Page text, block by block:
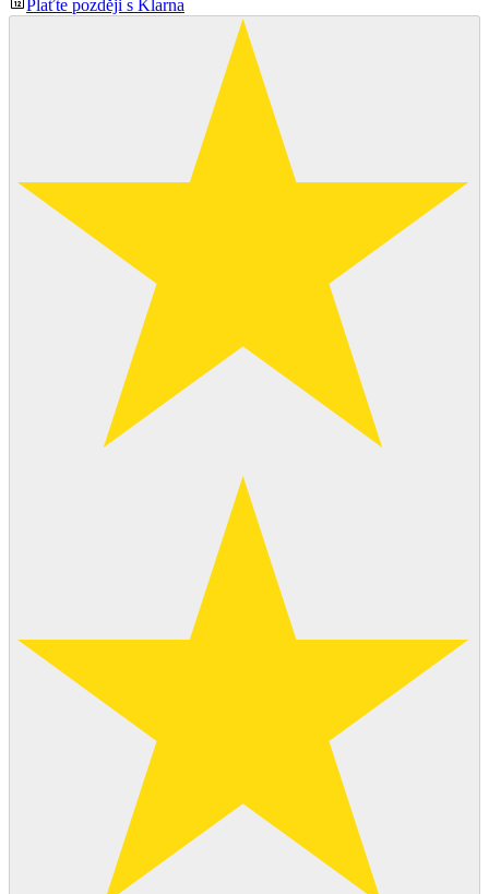
Plaťte později s Klarna